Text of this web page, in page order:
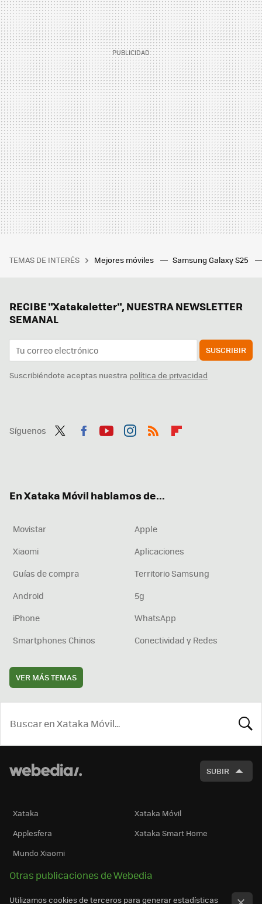
TEMAS DE INTERÉS Mejores móviles Samsung Galaxy S25
RECIBE "Xatakaletter", NUESTRA NEWSLETTER
SEMANAL
SUSCRIBIR
Suscribiéndote aceptas nuestra política de privacidad
Síguenos
En Xataka Móvil hablamos de...
Movistar
Apple
Xiaomi
Aplicaciones
Guías de compra
Territorio Samsung
Android
5g
iPhone
WhatsApp
Smartphones Chinos
Conectividad y Redes
VER MÁS TEMAS
SUBIR
Xataka
Xataka Móvil
Applesfera
Xataka Smart Home
Mundo Xiaomi
Otras publicaciones de Webedia
Utilizamos cookies de terceros para generar estadísticas